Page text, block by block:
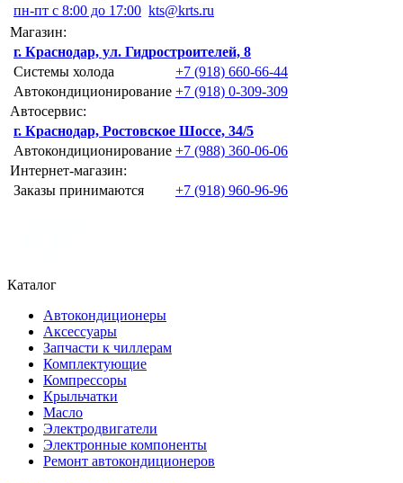
пн-пт с 8:00 до 17:00 kts@krts.ru
Магазин:
г. Краснодар, ул. Гидростроителей, 8
Системы холода
+7 (918) 660-66-44
Автокондиционирование +7 (918) 0-309-309
Автосервис:
г. Краснодар, Ростовское Шоссе, 34/5
Автокондиционирование +7 (988) 360-06-06
Интернет-магазин:
Заказы принимаются
+7 (918) 960-96-96
Каталог
Автокондиционеры
Аксессуары
Запчасти к чиллерам
Комплектующие
Компрессоры
Крыльчатки
Масло
Электродвигатели
Электронные компоненты
Ремонт автокондиционеров